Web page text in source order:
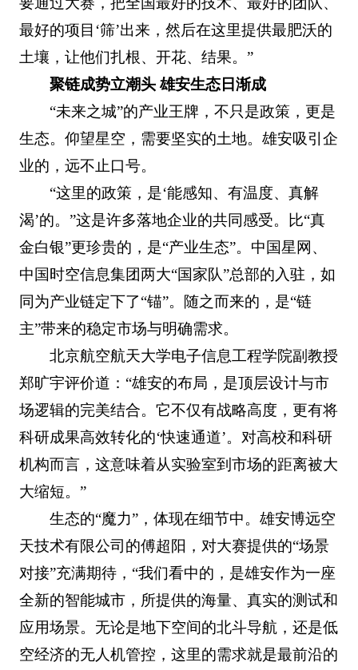
最好的项目‘筛’出来，然后在这里提供最肥沃的
土壤，让他们扎根、开花、结果。”
聚链成势立潮头 雄安生态日渐成
“未来之城”的产业王牌，不只是政策，更是
生态。仰望星空，需要坚实的土地。雄安吸引企
业的，远不止口号。
“这里的政策，是‘能感知、有温度、真解
渴’的。”这是许多落地企业的共同感受。比“真
金白银”更珍贵的，是“产业生态”。中国星网、
中国时空信息集团两大“国家队”总部的入驻，如
同为产业链定下了“锚”。随之而来的，是“链
主”带来的稳定市场与明确需求。
北京航空航天大学电子信息工程学院副教授
郑旷宇评价道：“雄安的布局，是顶层设计与市
场逻辑的完美结合。它不仅有战略高度，更有将
科研成果高效转化的‘快速通道’。对高校和科研
机构而言，这意味着从实验室到市场的距离被大
大缩短。”
生态的“魔力”，体现在细节中。雄安博远空
天技术有限公司的傅超阳，对大赛提供的“场景
对接”充满期待，“我们看中的，是雄安作为一座
全新的智能城市，所提供的海量、真实的测试和
应用场景。无论是地下空间的北斗导航，还是低
空经济的无人机管控，这里的需求就是最前沿的